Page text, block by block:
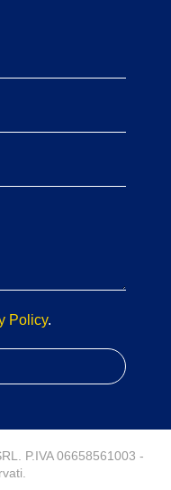
Policy.
P.IVA 06658561003 -